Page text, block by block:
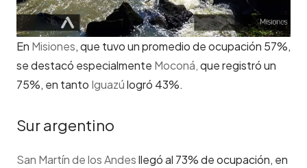
En Misiones, que tuvo un promedio de ocupación 57%,
se destacó especialmente Moconá,que registró un
75%, en tanto Iguazúlogró 43%.
Sur argentino
San Martín de los Andesllegó al 73% de ocupación, en